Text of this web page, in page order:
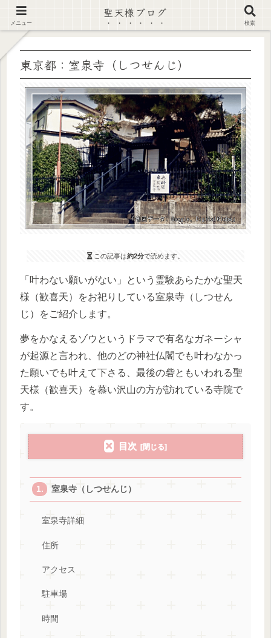
【注意喚起】偽サイト及び偽情報に注意 ▶確認する◀
東京都：室泉寺（しつせんじ）
この記事は約2分で読めます。
「叶わない願いがない」という霊験あらたかな聖天
様（歓喜天）をお祀りしている室泉寺（しつせん
じ）をご紹介します。
夢をかなえるゾウというドラマで有名なガネーシャ
が起源と言われ、他のどの神社仏閣でも叶わなかっ
た願いでも叶えて下さる、最後の砦ともいわれる聖
天様（歓喜天）を慕い沢山の方が訪れている寺院で
す。
目次
室泉寺（しつせんじ）
室泉寺詳細
住所
アクセス
駐車場
時間
メニュー
聖天様ブログ
検索